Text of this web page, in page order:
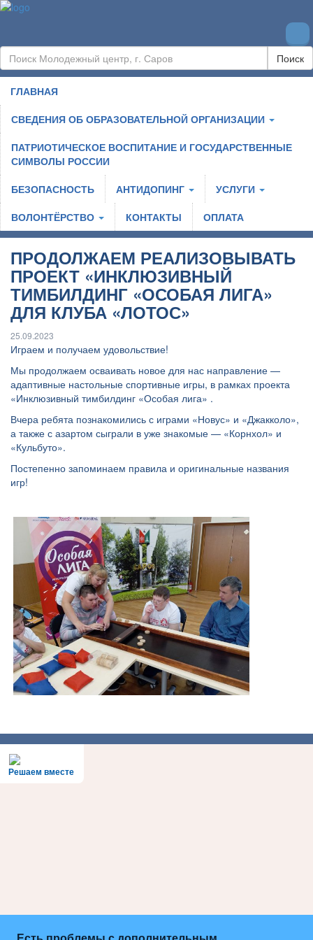
Поиск
ГЛАВНАЯ
СВЕДЕНИЯ ОБ ОБРАЗОВАТЕЛЬНОЙ ОРГАНИЗАЦИИ
ПАТРИОТИЧЕСКОЕ ВОСПИТАНИЕ И ГОСУДАРСТВЕННЫЕ
СИМВОЛЫ РОССИИ
БЕЗОПАСНОСТЬ
АНТИДОПИНГ
УСЛУГИ
ВОЛОНТЁРСТВО
КОНТАКТЫ ОПЛАТА
ПРОДОЛЖАЕМ РЕАЛИЗОВЫВАТЬ
ПРОЕКТ «ИНКЛЮЗИВНЫЙ
ТИМБИЛДИНГ «ОСОБАЯ ЛИГА»
ДЛЯ КЛУБА «ЛОТОС»
25.09.2023
Играем и получаем удовольствие!
Мы продолжаем осваивать новое для нас направление —
адаптивные настольные спортивные игры, в рамках проекта
«Инклюзивный тимбилдинг «Особая лига» .
Вчера ребята познакомились с играми «Новус» и «Джакколо»,
а также с азартом сыграли в уже знакомые — «Корнхол» и
«Кульбуто».
Постепенно запоминаем правила и оригинальные названия
игр!
Решаем вместе